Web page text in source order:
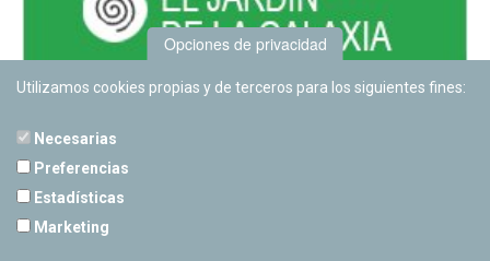
Opciones de privacidad
Utilizamos cookies propias y de terceros para los siguientes fines:
Necesarias
Preferencias
Estadísticas
Marketing